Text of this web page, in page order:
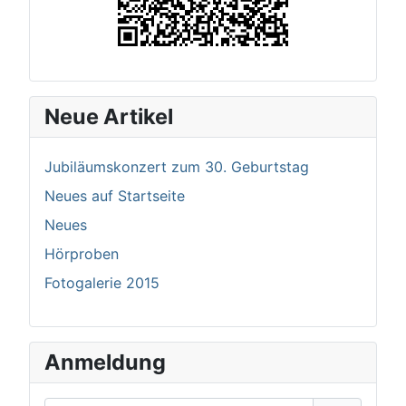
Neue Artikel
Jubiläumskonzert zum 30. Geburtstag
Neues auf Startseite
Neues
Hörproben
Fotogalerie 2015
Anmeldung